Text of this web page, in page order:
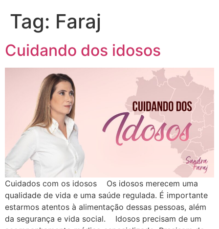
Tag: Faraj
Cuidando dos idosos
Cuidados com os idosos Os idosos merecem uma
qualidade de vida e uma saúde regulada. É importante
estarmos atentos à alimentação dessas pessoas, além
da segurança e vida social. Idosos precisam de um